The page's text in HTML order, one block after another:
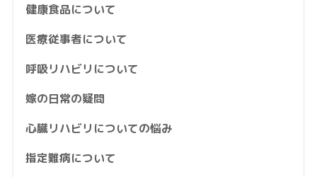
健康食品について
医療従事者について
呼吸リハビリについて
嫁の日常の疑問
心臓リハビリについての悩み
指定難病について